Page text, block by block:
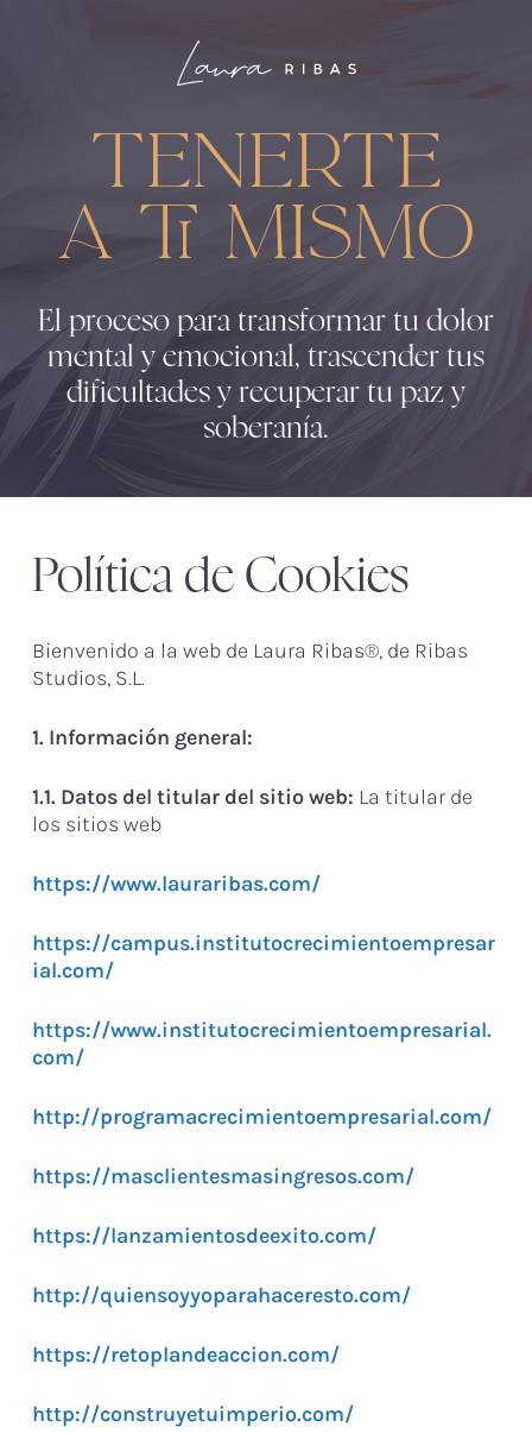
Tenerte
a ti mismo
El proceso para transformar tu dolor
mental y emocional, trascender tus
dificultades y recuperar tu paz y
soberanía.
Política de Cookies
Bienvenido a la web de Laura Ribas®, de Ribas
Studios, S.L.
1. Información general:
1.1. Datos del titular del sitio web: La titular de
los sitios web
https://www.lauraribas.com/
https://campus.institutocrecimientoempresar
ial.com/
https://www.institutocrecimientoempresarial.
com/
http://programacrecimientoempresarial.com/
https://masclientesmasingresos.com/
https://lanzamientosdeexito.com/
http://quiensoyyoparahaceresto.com/
https://retoplandeaccion.com/
http://construyetuimperio.com/